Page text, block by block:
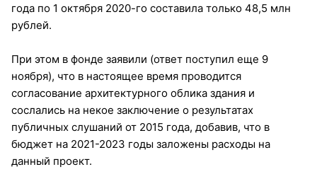
года по 1 октября 2020-го составила только 48,5 млн
рублей.
При этом в фонде заявили (ответ поступил еще 9
ноября), что в настоящее время проводится
согласование архитектурного облика здания и
сослались на некое заключение о результатах
публичных слушаний от 2015 года, добавив, что в
бюджет на 2021-2023 годы заложены расходы на
данный проект.